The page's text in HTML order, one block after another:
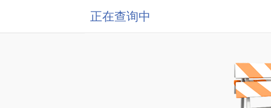
正在查询中